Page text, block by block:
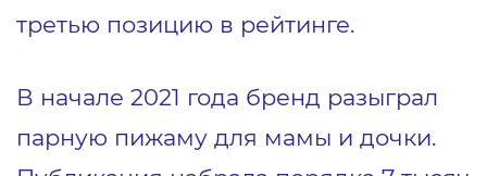
третью позицию в рейтинге.
В начале 2021 года бренд разыграл
парную пижаму для мамы и дочки.